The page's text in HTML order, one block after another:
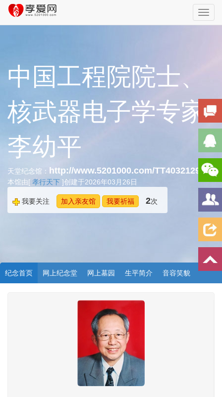
中国工程院院士、
核武器电子学专家
李幼平
天堂纪念馆： http://www.5201000.com/TT403212948
本馆由[ 孝行天下 ]创建于2026年03月26日
我要关注 加入亲友馆 我要祈福 2次
纪念首页 网上纪念堂 网上墓园 生平简介 音容笑貌